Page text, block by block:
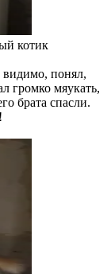
котик
понял,
громко мяукать,
брата спасли.